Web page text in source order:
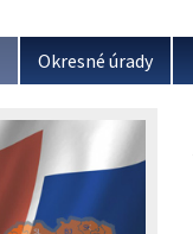
Okresné úrady